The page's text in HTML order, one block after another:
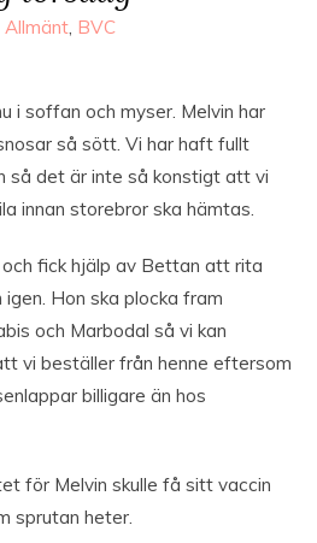
Allmänt, BVC
i soffan och myser. Melvin har
så sött. Vi har haft fullt
så det är inte så konstigt att vi
innan storebror ska hämtas.
fick hjälp av Bettan att rita
Hon ska plocka fram
och Marbodal så vi kan
vi beställer från henne eftersom
billigare än hos
för Melvin skulle få sitt vaccin
sprutan heter.